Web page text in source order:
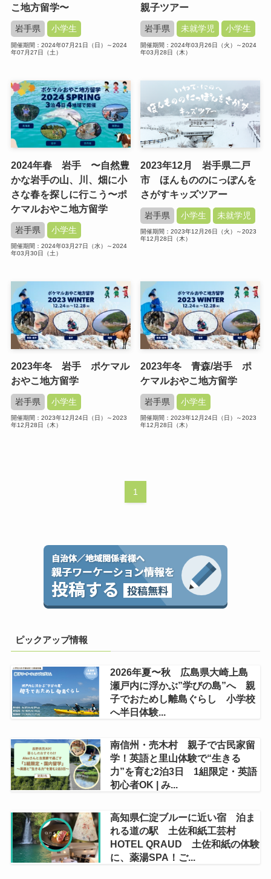
こ地方留学〜
岩手県 小学生
開催期間：2024年07月21日（日）～2024
年07月27日（土）
親子ツアー
岩手県 未就学児 小学生
開催期間：2024年03月26日（火）～2024
年03月28日（木）
2024年春 岩手 〜自然豊
かな岩手の山、川、畑に小
さな春を探しに行こう〜ポ
ケマルおやこ地方留学
岩手県 小学生
開催期間：2024年03月27日（水）～2024
年03月30日（土）
2023年12月 岩手県二戸
市 ほんもののにっぽんを
さがすキッズツアー
岩手県 小学生 未就学児
開催期間：2023年12月26日（火）～2023
年12月28日（木）
2023年冬 岩手 ポケマル
おやこ地方留学
岩手県 小学生
開催期間：2023年12月24日（日）～2023
年12月28日（木）
2023年冬 青森/岩手 ポ
ケマルおやこ地方留学
岩手県 小学生
開催期間：2023年12月24日（日）～2023
年12月28日（木）
1
ピックアップ情報
2026年夏〜秋 広島県大崎上島
瀬戸内に浮かぶ”学びの島”へ 親
子でおためし離島ぐらし 小学校
へ半日体験...
南信州・売木村 親子で古民家留
学！英語と里山体験で“生きる
力”を育む2泊3日 1組限定・英語
初心者OK | み...
高知県仁淀ブルーに近い宿 泊ま
れる道の駅 土佐和紙工芸村
HOTEL QRAUD 土佐和紙の体験
に、薬湯SPA！ご...